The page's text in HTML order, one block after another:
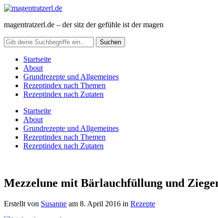
magentratzerl.de – der sitz der gefühle ist der magen
Startseite
About
Grundrezepte und Allgemeines
Rezeptindex nach Themen
Rezeptindex nach Zutaten
Startseite
About
Grundrezepte und Allgemeines
Rezeptindex nach Themen
Rezeptindex nach Zutaten
Mezzelune mit Bärlauchfüllung und
Erstellt von Susanne am 8. April 2016 in Rezepte